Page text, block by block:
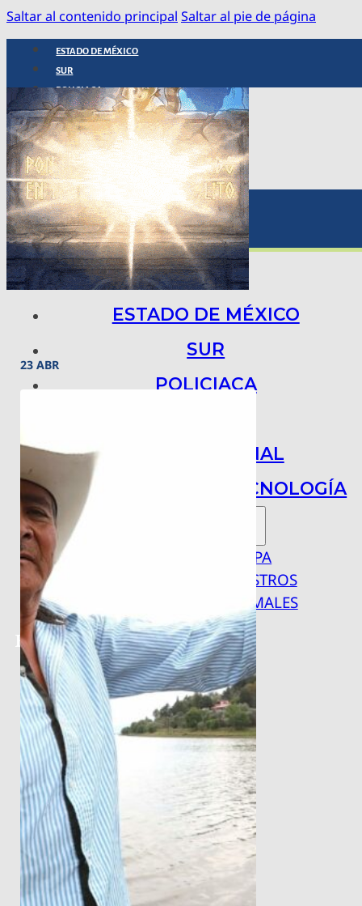
Saltar al contenido principal Saltar al pie de página
ESTADO DE MÉXICO
SUR
POLICIACA
NACIONAL
INTERNACIONAL
ARTE, CIENCIA Y TECNOLOGÍA
COLUMNAS
BAJO LA LUPA
RASTROS Y ROSTROS
VÍNCULOS ANIMALES
ESTADO DE MÉXICO
SUR
POLICIACA
INTERNACIONAL
ARTE, CIENCIA Y TECNOLOGÍA
BAJO LA LUPA
RASTROS Y ROSTROS
VÍNCULOS ANIMALES
23 ABR